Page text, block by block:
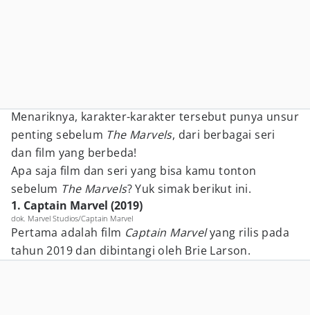
Menariknya, karakter-karakter tersebut punya unsur
penting sebelum The Marvels, dari berbagai seri
dan film yang berbeda!
Apa saja film dan seri yang bisa kamu tonton
sebelum The Marvels? Yuk simak berikut ini.
1. Captain Marvel (2019)
dok. Marvel Studios/Captain Marvel
Pertama adalah film Captain Marvelyang rilis pada
tahun 2019 dan dibintangi oleh Brie Larson.